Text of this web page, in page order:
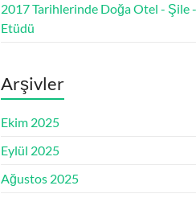
2017 Tarihlerinde Doğa Otel - Şile
Etüdü
Arşivler
Ekim 2025
Eylül 2025
Ağustos 2025